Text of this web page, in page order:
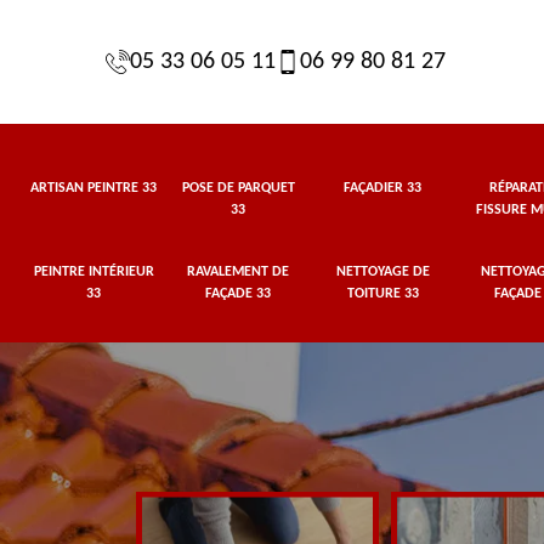
05 33 06 05 11 06 99 80 81 27
ARTISAN PEINTRE 33
POSE DE PARQUET
33
FAÇADIER 33
FISSURE
PEINTRE INTÉRIEUR
33
RAVALEMENT DE
FAÇADE 33
NETTOYAGE DE
TOITURE 33